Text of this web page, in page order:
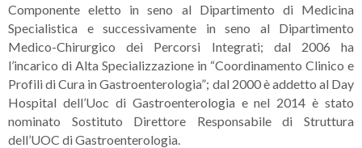
Componente eletto in seno al Dipartimento di Medicina
Specialistica e successivamente in seno al Dipartimento
Medico-Chirurgico dei Percorsi Integrati; dal 2006 ha
l’incarico di Alta Specializzazione in “Coordinamento Clinico e
Profili di Cura in Gastroenterologia”; dal 2000 è addetto al Day
Hospital dell’Uoc di Gastroenterologia e nel 2014 è stato
nominato Sostituto Direttore Responsabile di Struttura
dell’UOC di Gastroenterologia.